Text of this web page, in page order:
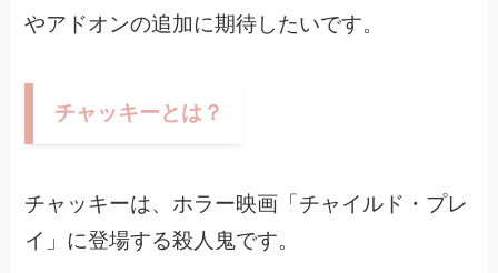
やアドオンの追加に期待したいです。
チャッキーとは？
チャッキーは、ホラー映画「チャイルド・プレ
イ」に登場する殺人鬼です。